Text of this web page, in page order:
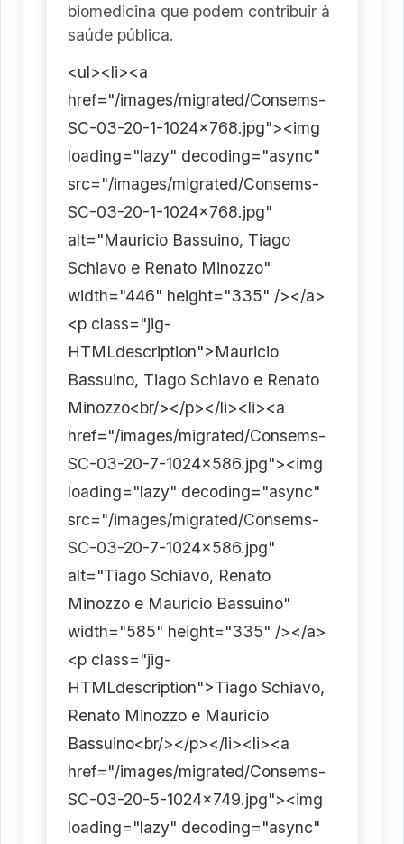
biomedicina que podem contribuir à
saúde pública.
<ul><li><a
href="/images/migrated/Consems-
SC-03-20-1-1024x768.jpg"><img
loading="lazy" decoding="async"
src="/images/migrated/Consems-
SC-03-20-1-1024x768.jpg"
alt="Mauricio Bassuino, Tiago
Schiavo e Renato Minozzo"
width="446" height="335" /></a>
<p class="jig-
HTMLdescription">Mauricio
Bassuino, Tiago Schiavo e Renato
Minozzo<br/></p></li><li><a
href="/images/migrated/Consems-
SC-03-20-7-1024x586.jpg"><img
loading="lazy" decoding="async"
src="/images/migrated/Consems-
SC-03-20-7-1024x586.jpg"
alt="Tiago Schiavo, Renato
Minozzo e Mauricio Bassuino"
width="585" height="335" /></a>
<p class="jig-
HTMLdescription">Tiago Schiavo,
Renato Minozzo e Mauricio
Bassuino<br/></p></li><li><a
href="/images/migrated/Consems-
SC-03-20-5-1024x749.jpg"><img
loading="lazy" decoding="async"